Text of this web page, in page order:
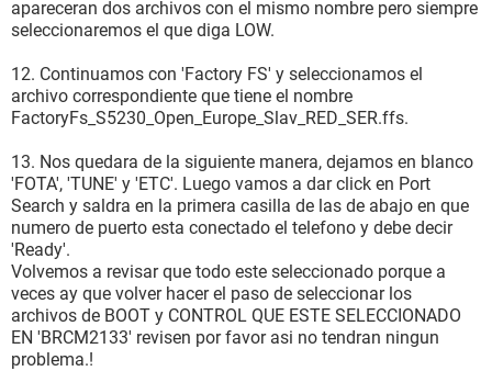
apareceran dos archivos con el mismo nombre pero siempre
seleccionaremos el que diga LOW.
12. Continuamos con 'Factory FS' y seleccionamos el
archivo correspondiente que tiene el nombre
FactoryFs_S5230_Open_Europe_Slav_RED_SER.ffs.
13. Nos quedara de la siguiente manera, dejamos en blanco
'FOTA', 'TUNE' y 'ETC'. Luego vamos a dar click en Port
Search y saldra en la primera casilla de las de abajo en que
numero de puerto esta conectado el telefono y debe decir
'Ready'.
Volvemos a revisar que todo este seleccionado porque a
veces ay que volver hacer el paso de seleccionar los
archivos de BOOT y CONTROL QUE ESTE SELECCIONADO
EN 'BRCM2133' revisen por favor asi no tendran ningun
problema.!